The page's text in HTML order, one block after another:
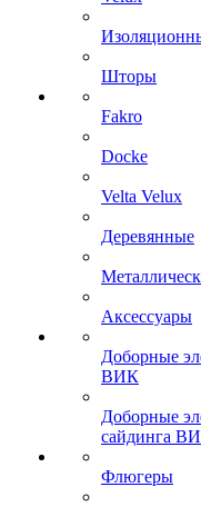
Шторы
Fakro
Docke
Velta Velux
Деревянные
Аксессуары
Доборные
ВИК
Доборные
сайдинга
Флюгеры